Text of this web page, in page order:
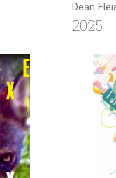
Dean
2025